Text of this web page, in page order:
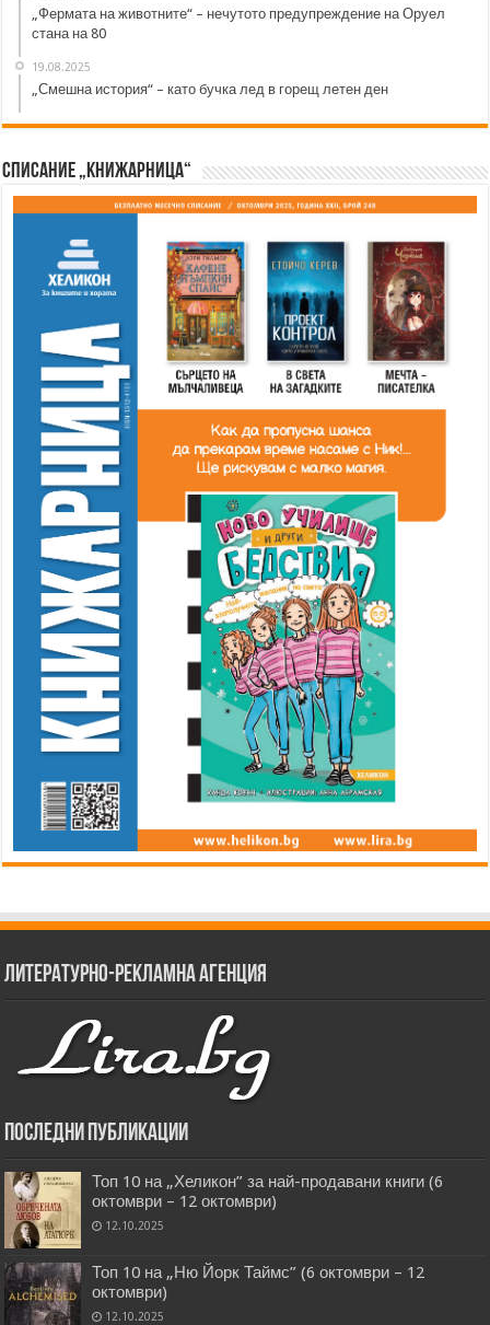
„Фермата на животните“ – нечутото предупреждение на Оруел
стана на 80
19.08.2025
„Смешна история“ – като бучка лед в горещ летен ден
Списание „Книжарница“
Литературно-рекламна агенция
Последни публикации
Топ 10 на „Хеликон” за най-продавани книги (6
октомври – 12 октомври)
12.10.2025
Топ 10 на „Ню Йорк Таймс” (6 октомври – 12
октомври)
12.10.2025